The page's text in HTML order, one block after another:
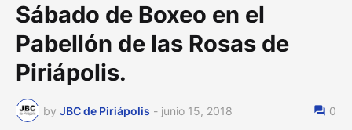
Sábado de Boxeo en el
Pabellón de las Rosas de
Piriápolis.
by JBC de Piriápolis - junio 15, 2018 0